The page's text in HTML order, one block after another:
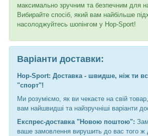
максимально зручним та безпечним для
Вибирайте спосіб, який вам найбільше
насолоджуйтесь шопінгом у Hop-Sport!
Варіанти доставки:
Hop-Sport: Доставка - швидше, ніж ти
"спорт"!
Ми розуміємо, як ви чекаєте на свій
вам найшвидші та найзручніші варіанти
Експрес-доставка "Новою поштою":
ваше замовлення вирушить до вас того ж